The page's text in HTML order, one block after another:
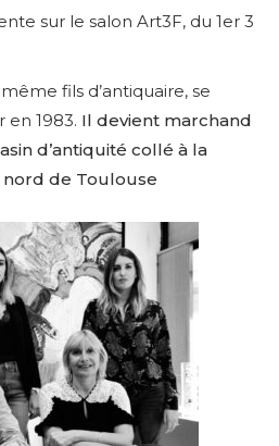
sur le salon Art3F, du 1er 3
fils d’antiquaire, se
en 1983. Il devient marchand
d’antiquité collé à la
nord de Toulouse